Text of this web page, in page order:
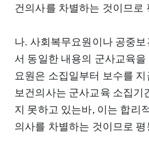
건의사를 차별하는 것이므로
나. 사회복무요원이나 공중
서 동일한 내용의 군사교육
요원은 소집일부터 보수를
보건의사는 군사교육 소집기
지 못하고 있는바, 이는 합리
의사를 차별하는 것이므로